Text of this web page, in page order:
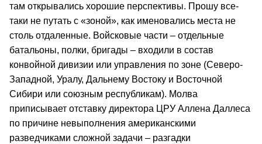
там открывались хорошие перспективы. Прошу все-
таки не путать с «зоной», как именовались места не
столь отдаленные. Войсковые части – отдельные
батальоны, полки, бригады – входили в состав
конвойной дивизии или управления по зоне (Северо-
Западной, Уралу, Дальнему Востоку и Восточной
Сибири или союзным республикам). Молва
приписывает отставку директора ЦРУ Аллена Даллеса
по причине невыполнения американскими
разведчиками сложной задачи – разгадки